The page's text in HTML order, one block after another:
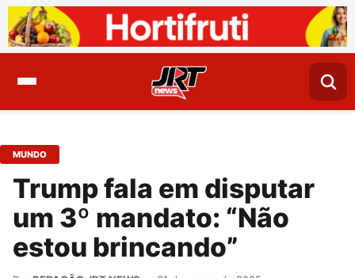
MUNDO
Trump fala em disputar
um 3º mandato: “Não
estou brincando”